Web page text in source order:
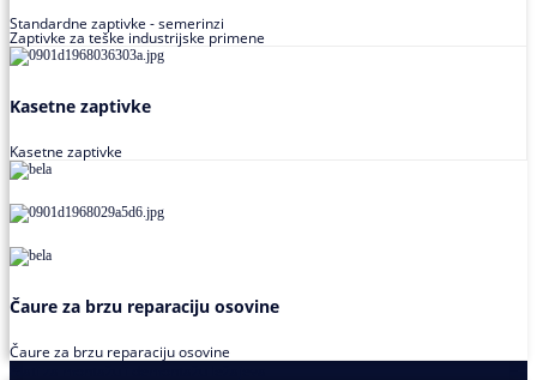
Standardne zaptivke - semerinzi
Zaptivke za teške industrijske primene
Kasetne zaptivke
Kasetne zaptivke
Čaure za brzu reparaciju osovine
Čaure za brzu reparaciju osovine